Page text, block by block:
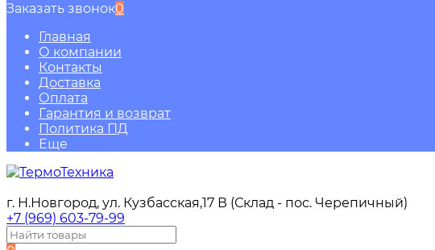
Заказать звонок0
Главная
О компании
Контакты
Доставка
Оплата
Гарантия и возврат
Политика ПД
Еще
г. Н.Новгород, ул. Кузбасская,17 В (Склад - пос. Черепичный)
+7 (969) 603-79-99